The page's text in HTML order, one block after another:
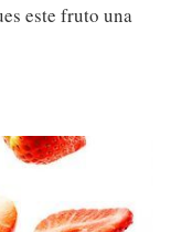
este fruto una